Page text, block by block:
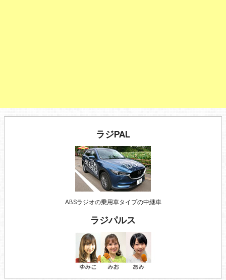
ラジPAL
ABSラジオの乗用車タイプの中継車
ラジパルス